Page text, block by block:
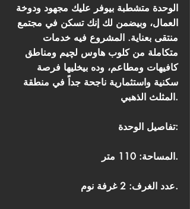
الوحدة متشطبة بيوفر عليك مجهود ودوخة
العمال، وبيضمن لك إنك تسكن في مجتمع
منتقى بعناية. المشروع فيه خدمات
متكاملة من كلوب هاوس لچيم ومناطق
كافيهات ومطاعم، وده بيخليها فرصة
سكنية واستثمارية ناجحة جداً في منطقة
المثلث الذهبي.
تفاصيل الوحدة:
المساحة: 110 متر.
عدد الغرف: 2 غرفة نوم.